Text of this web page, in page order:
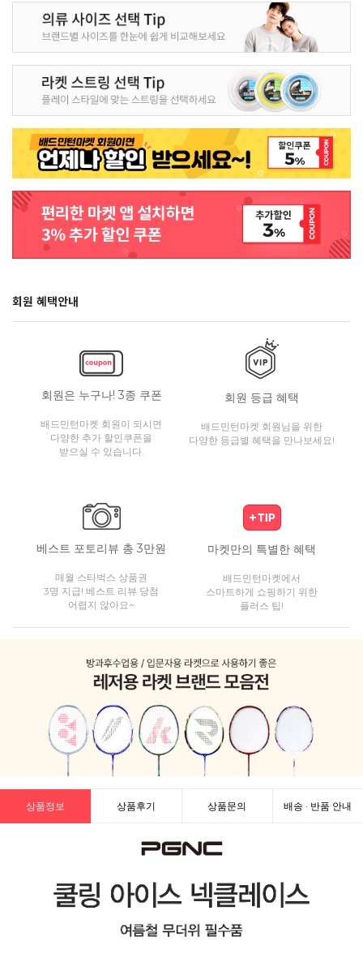
회원 혜택안내
회원은 누구나! 3종 쿠폰
배드민턴마켓 회원이 되시면
다양한 추가 할인쿠폰을
받으실 수 있습니다.
회원 등급 혜택
배드민턴마켓 회원님을 위한
다양한 등급별 혜택을 만나보세요!
베스트 포토리뷰 총 3만원
매월 스타벅스 상품권
3명 지급! 베스트 리뷰 당첨
어렵지 않아요~
마켓만의 특별한 혜택
배드민턴마켓에서
스마트하게 쇼핑하기 위한
플러스 팁!
상품정보 상품후기 상품문의 배송 · 반품 안내